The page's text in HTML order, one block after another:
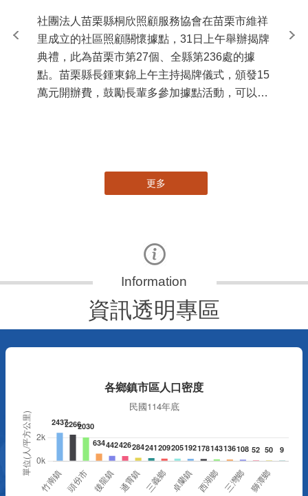
社團法人苗栗縣桐欣照顧服務協會在苗栗市維祥
里成立的社區照顧關懷據點，31日上午舉辦揭牌
典禮，此為苗栗市第27個、全縣第236處的據
點。苗栗縣長鍾東錦上午主持揭牌儀式，頒發15
萬元開辦費，鼓勵長輩多參加據點活動，可以更
苗
更多
資訊透明專區